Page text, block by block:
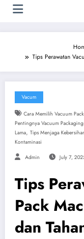
Tips Perawatan
Vacum
Cara Memilih Vacuum
Pentingnya Vacuum
Lama, Tips Menjaga
Kontaminasi
Admin July 7,
Tips
Pack
dan